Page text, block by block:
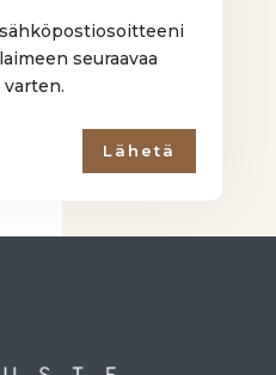
seuraavaa
Lähetä